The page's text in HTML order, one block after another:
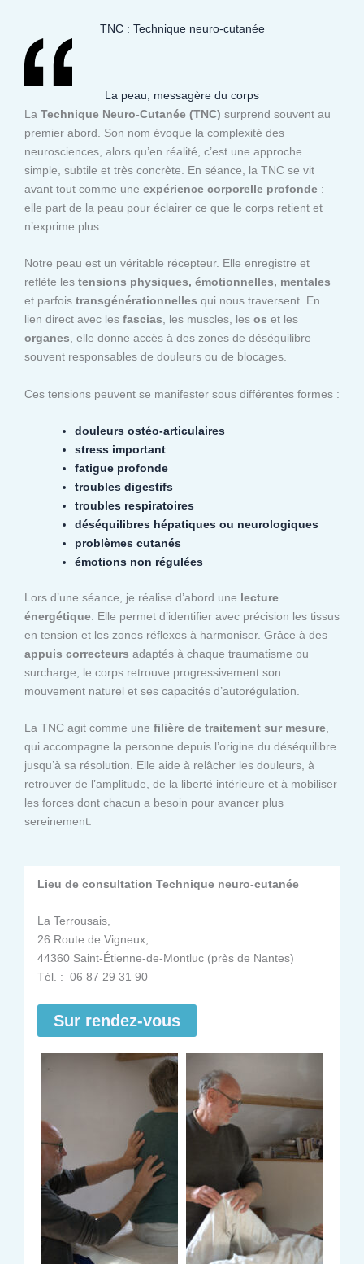
TNC : Technique neuro-cutanée
La peau, messagère du corps
La Technique Neuro-Cutanée (TNC) surprend souvent au
premier abord. Son nom évoque la complexité des
neurosciences, alors qu’en réalité, c’est une approche
simple, subtile et très concrète. En séance, la TNC se vit
avant tout comme une expérience corporelle profonde :
elle part de la peau pour éclairer ce que le corps retient et
n’exprime plus.
Notre peau est un véritable récepteur. Elle enregistre et
reflète les tensions physiques, émotionnelles, mentales
et parfois transgénérationnelles qui nous traversent. En
lien direct avec les fascias, les muscles, les os et les
organes, elle donne accès à des zones de déséquilibre
souvent responsables de douleurs ou de blocages.
Ces tensions peuvent se manifester sous différentes formes :
douleurs ostéo-articulaires
stress important
fatigue profonde
troubles digestifs
troubles respiratoires
déséquilibres hépatiques ou neurologiques
problèmes cutanés
émotions non régulées
Lors d’une séance, je réalise d’abord une lecture
énergétique . Elle permet d’identifier avec précision les tissus
en tension et les zones réflexes à harmoniser. Grâce à des
appuis correcteurs adaptés à chaque traumatisme ou
surcharge, le corps retrouve progressivement son
mouvement naturel et ses capacités d’autorégulation.
La TNC agit comme une filière de traitement sur mesure,
qui accompagne la personne depuis l’origine du déséquilibre
jusqu’à sa résolution. Elle aide à relâcher les douleurs, à
retrouver de l’amplitude, de la liberté intérieure et à mobiliser
les forces dont chacun a besoin pour avancer plus
sereinement.
Lieu de consultation Technique neuro-cutanée
La Terrousais,
26 Route de Vigneux,
44360 Saint-Étienne-de-Montluc (près de Nantes)
Tél. : 06 87 29 31 90
Sur rendez-vous